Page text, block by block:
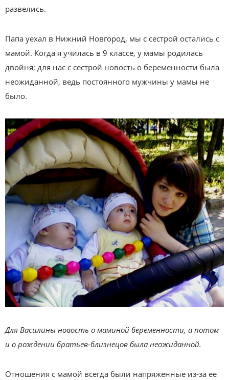
развелись.
Папа уехал в Нижний Новгород, мы с сестрой остались с
мамой. Когда я училась в 9 классе, у мамы родилась
двойня; для нас с сестрой новость о беременности была
неожиданной, ведь постоянного мужчины у мамы не
было.
Для Василины новость о маминой беременности, а потом
и о рождении братьев-близнецов была неожиданной.
Отношения с мамой всегда были напряженные из-за ее